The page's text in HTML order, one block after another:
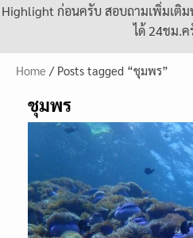
Highlight ก่อนครับ สอบถามเพิ่มเติ
ได้ 24ชม.ค
Home / Posts tagged “ชุมพร”
ชุมพร